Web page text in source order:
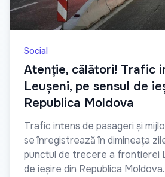
Social
Atenție, călători! Trafic
Leușeni, pe sensul de
Republica Moldova
Trafic intens de pasageri și
se înregistrează în dimineața
punctul de trecere a frontierei
de ieșire din Republica Moldova.